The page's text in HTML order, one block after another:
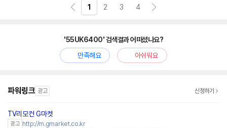
1 2 3 4
'55UK6400' 검색결과 어떠셨나요?
만족해요
아쉬워요
파워링크 광고 신청하기
TV리모컨 G마켓
광고 http://m.gmarket.co.kr